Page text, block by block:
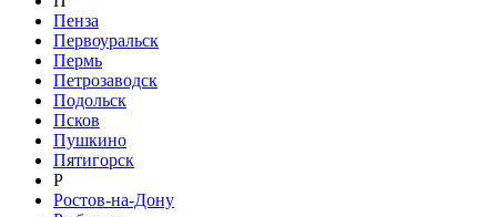
Пенза
Первоуральск
Пермь
Петрозаводск
Подольск
Псков
Пушкино
Пятигорск
Р
Ростов-на-Дону